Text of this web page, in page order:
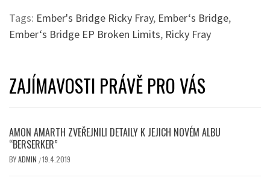
Tags: Ember's Bridge Ricky Fray, Ember‘s Bridge,
Ember‘s Bridge EP Broken Limits, Ricky Fray
ZAJÍMAVOSTI PRÁVĚ PRO VÁS
AMON AMARTH ZVEŘEJNILI DETAILY K JEJICH NOVÉM ALBU
“BERSERKER”
BYADMIN /19.4.2019